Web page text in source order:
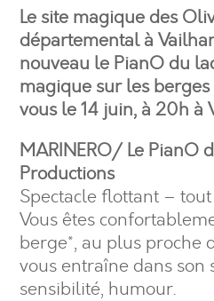
Le site magique des
départemental à
nouveau le PianO du
magique sur les berges
vous le 14 juin, à 20h à
MARINERO/ Le PianO
Productions
Spectacle flottant –
Vous êtes
berge*, au plus proche
vous entraîne dans son
sensibilité, humour.